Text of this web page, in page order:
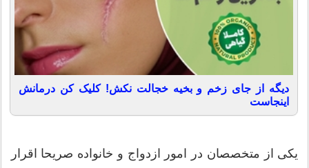
دیگه از جای زخم و بخیه خجالت نکش! کلیک کن درمانش
اینجاست
یكی از متخصصان در امور ازدواج و خانواده صریحا اقرار